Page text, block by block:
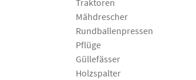
Traktoren
Mähdrescher
Rundballenpressen
Pflüge
Güllefässer
Holzspalter